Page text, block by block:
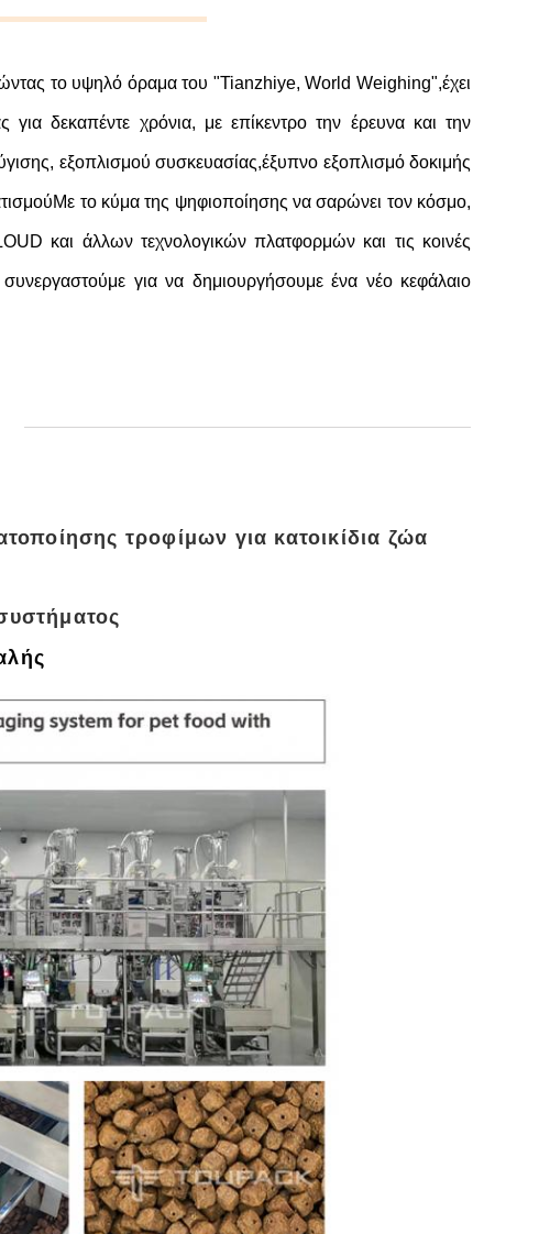
το υψηλό όραμα του "Tianzhiye, World Weighing",έχει
δεκαπέντε χρόνια, με επίκεντρο την έρευνα και την
εξοπλισμού συσκευασίας,έξυπνο εξοπλισμό δοκιμής
το κύμα της ψηφιοποίησης να σαρώνει τον κόσμο,
και άλλων τεχνολογικών πλατφορμών και τις κοινές
για να δημιουργήσουμε ένα νέο κεφάλαιο
τροφίμων για κατοικίδια ζώα